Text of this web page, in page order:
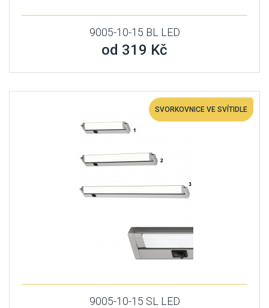
9005-10-15 BL LED
od 319 Kč
SVORKOVNICE VE SVÍTIDLE
9005-10-15 SL LED